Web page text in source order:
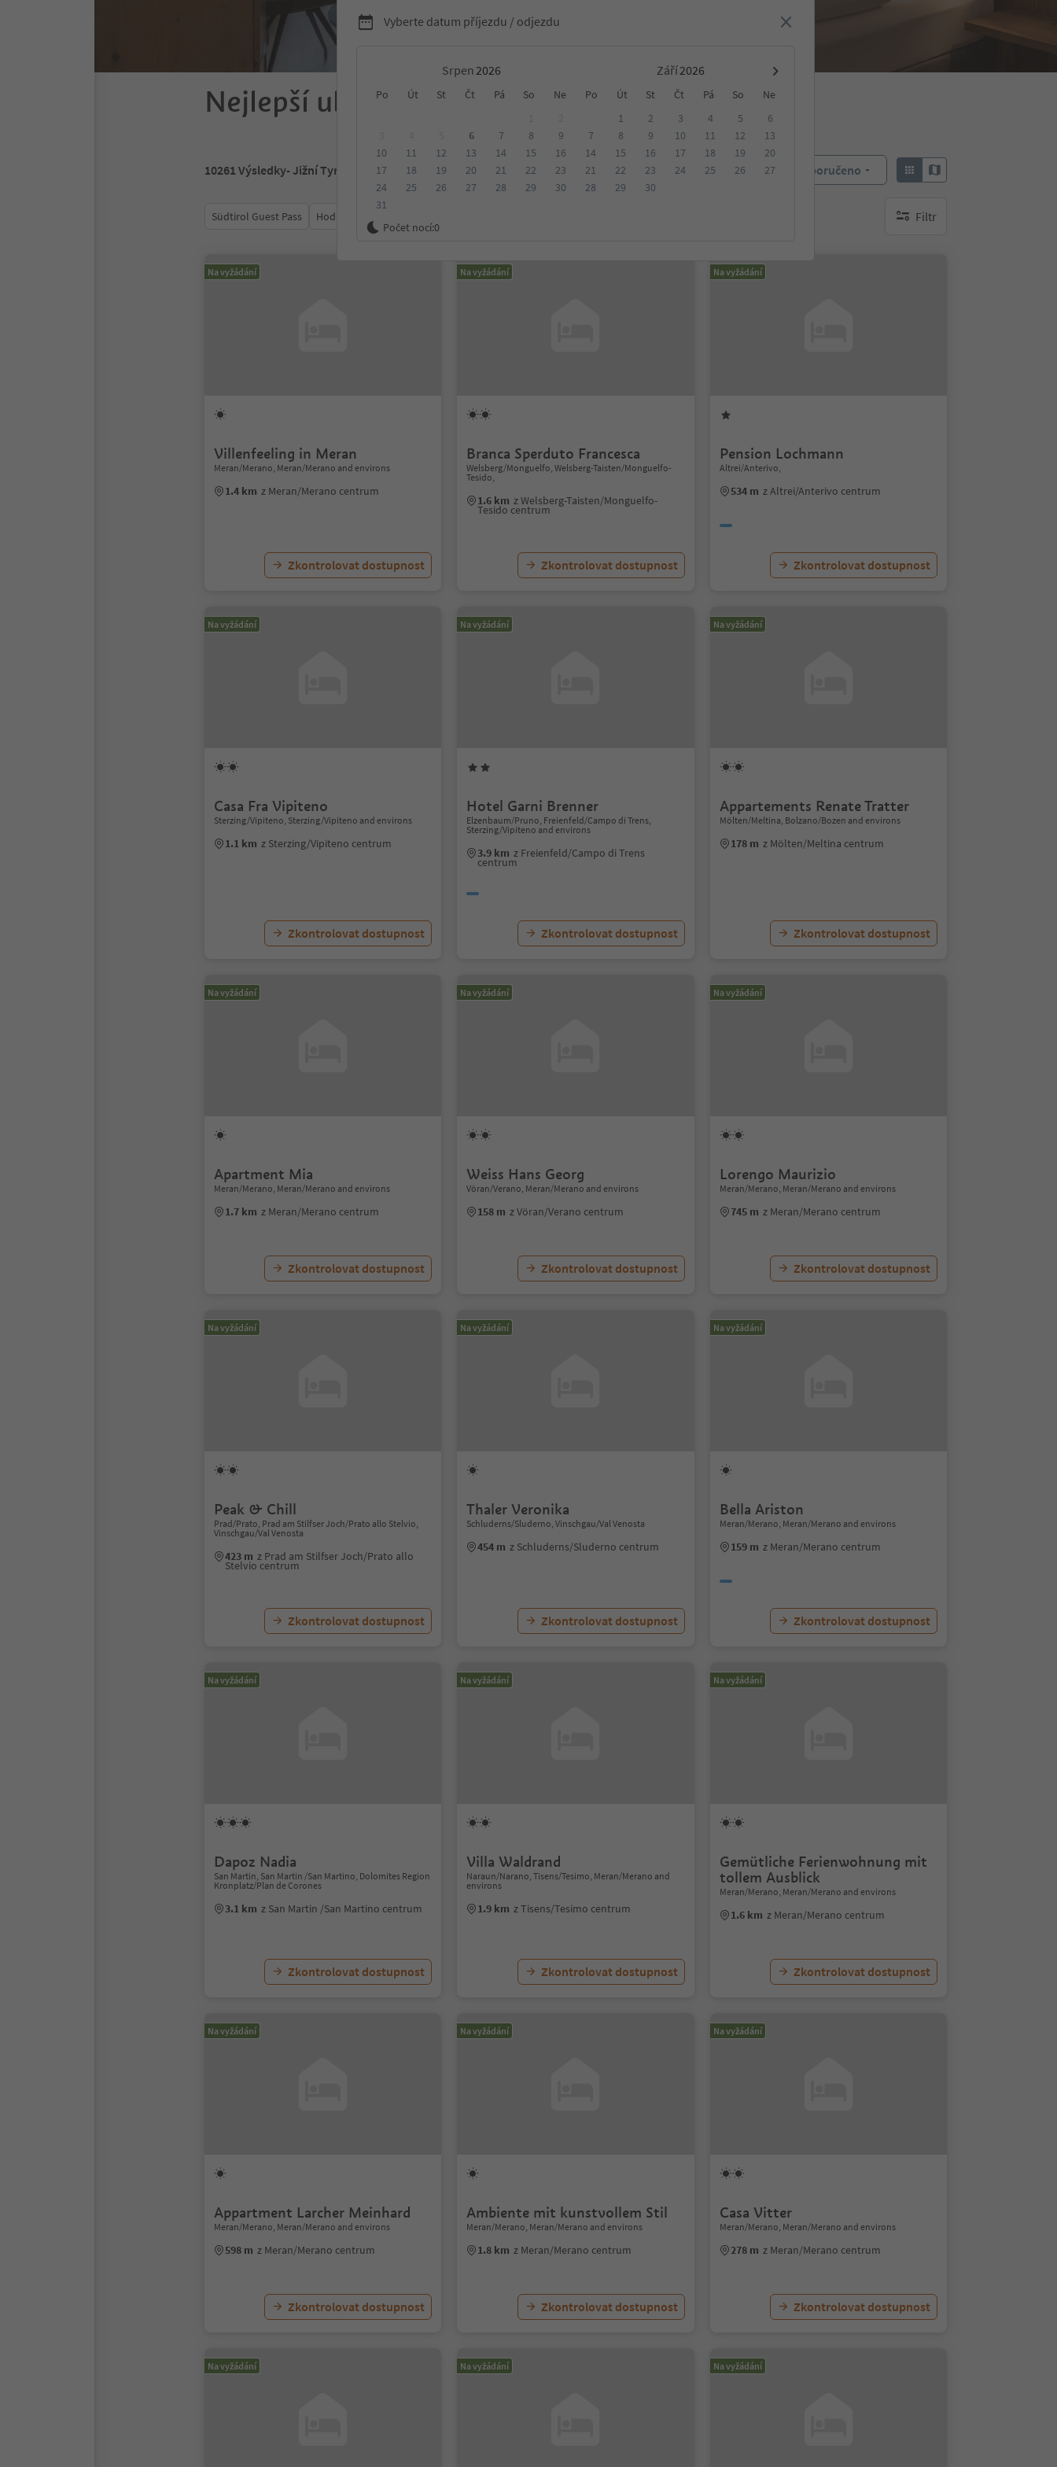
Vyberte datum příjezdu / odjezdu
Srpen Září
Po Út St Čt Pá So Ne Po Út St Čt Pá So
Ne
6 7 8
9
10
11 12 13 14 15
16
17
18 19 20 21 22
23
24
25 26 27 28 29
30
31
1 2 3 4 5
6
7
8 9 10 11 12
13
14
15 16 17 18 19
20
21
22 23 24 25 26
27
28
29 30
Počet nocí:0
Nejlepší ubytování v Jižním Tyrolsku
10261 Výsledky- Jižní Tyrolsko Objednat: Doporučeno
Südtirol Guest Pass Hodnocení Filtr
brak aktywnych filtrów
Na vyžádání
Villenfeeling in Meran
Meran/Merano, Meran/Merano and environs
1.4 km z Meran/Merano centrum
Zkontrolovat dostupnost
Na vyžádání
Branca Sperduto Francesca
Welsberg/Monguelfo, Welsberg-Taisten/Monguelfo-
Tesido,
1.6 km z Welsberg-Taisten/Monguelfo-
Tesido centrum
Zkontrolovat dostupnost
Na vyžádání
Pension Lochmann
Altrei/Anterivo,
534 m z Altrei/Anterivo centrum
Zkontrolovat dostupnost
Na vyžádání
Casa Fra Vipiteno
Sterzing/Vipiteno, Sterzing/Vipiteno and environs
1.1 km z Sterzing/Vipiteno centrum
Zkontrolovat dostupnost
Na vyžádání
Hotel Garni Brenner
Elzenbaum/Pruno, Freienfeld/Campo di Trens,
Sterzing/Vipiteno and environs
3.9 km z Freienfeld/Campo di Trens
centrum
Zkontrolovat dostupnost
Na vyžádání
Appartements Renate Tratter
Mölten/Meltina, Bolzano/Bozen and environs
178 m z Mölten/Meltina centrum
Zkontrolovat dostupnost
Na vyžádání
Apartment Mia
Meran/Merano, Meran/Merano and environs
1.7 km z Meran/Merano centrum
Zkontrolovat dostupnost
Na vyžádání
Weiss Hans Georg
Vöran/Verano, Meran/Merano and environs
158 m z Vöran/Verano centrum
Zkontrolovat dostupnost
Na vyžádání
Lorengo Maurizio
Meran/Merano, Meran/Merano and environs
745 m z Meran/Merano centrum
Zkontrolovat dostupnost
Na vyžádání
Peak & Chill
Prad/Prato, Prad am Stilfser Joch/Prato allo Stelvio,
Vinschgau/Val Venosta
423 m z Prad am Stilfser Joch/Prato allo
Stelvio centrum
Zkontrolovat dostupnost
Na vyžádání
Thaler Veronika
Schluderns/Sluderno, Vinschgau/Val Venosta
454 m z Schluderns/Sluderno centrum
Zkontrolovat dostupnost
Na vyžádání
Bella Ariston
Meran/Merano, Meran/Merano and environs
159 m z Meran/Merano centrum
Zkontrolovat dostupnost
Na vyžádání
Dapoz Nadia
San Martin, San Martin /San Martino, Dolomites Region
Kronplatz/Plan de Corones
3.1 km z San Martin /San Martino centrum
Zkontrolovat dostupnost
Na vyžádání
Villa Waldrand
Naraun/Narano, Tisens/Tesimo, Meran/Merano and
environs
1.9 km z Tisens/Tesimo centrum
Zkontrolovat dostupnost
Na vyžádání
Gemütliche Ferienwohnung mit
tollem Ausblick
Meran/Merano, Meran/Merano and environs
1.6 km z Meran/Merano centrum
Zkontrolovat dostupnost
Na vyžádání
Appartment Larcher Meinhard
Meran/Merano, Meran/Merano and environs
598 m z Meran/Merano centrum
Zkontrolovat dostupnost
Na vyžádání
Ambiente mit kunstvollem Stil
Meran/Merano, Meran/Merano and environs
1.8 km z Meran/Merano centrum
Zkontrolovat dostupnost
Na vyžádání
Casa Vitter
Meran/Merano, Meran/Merano and environs
278 m z Meran/Merano centrum
Zkontrolovat dostupnost
Na vyžádání Na vyžádání Na vyžádání